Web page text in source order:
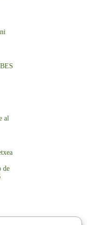
al
de